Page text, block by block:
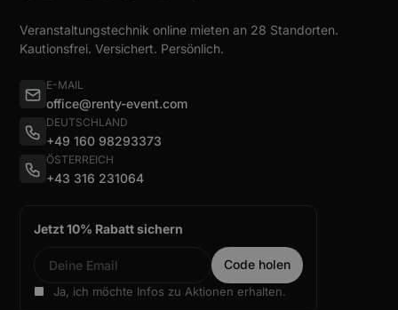
Veranstaltungstechnik online mieten an 28 Standorten.
Kautionsfrei. Versichert. Persönlich.
E-MAIL
office@renty-event.com
DEUTSCHLAND
+49 160 98293373
ÖSTERREICH
+43 316 231064
Jetzt 10% Rabatt sichern
Ja, ich möchte Infos zu Aktionen erhalten.